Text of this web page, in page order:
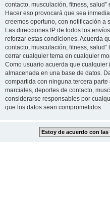
contacto, musculación, fitness,
Hacer eso provocará que sea
creemos oportuno, con notificación a
Las direcciones IP de todos los
reforzar estas condiciones. Acuerda
contacto, musculación, fitness,
cerrar cualquier tema en cualquier
Como usuario acuerda que
almacenada en una base de datos.
compartida con ninguna tercera
marciales, deportes de contacto,
considerarse responsables por
que los datos sean comprometidos.